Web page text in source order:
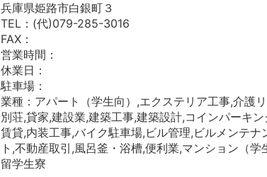
兵庫県姫路市白銀町３
TEL：(代)079-285-3016
FAX：
営業時間：
休業日：
駐車場：
業種：アパート（学生向）,エクステリア工事,介護
別荘,貸家,建設業,建築工事,建築設計,コインパーキ
賃貸,内装工事,バイク駐車場,ビル管理,ビルメンテ
ト,不動産取引,風呂釜・浴槽,便利業,マンション（
留学生寮